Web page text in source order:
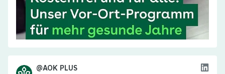
@AOK PLUS